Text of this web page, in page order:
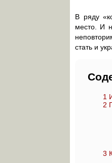
В ряду
место. И
стать и
1
2
3